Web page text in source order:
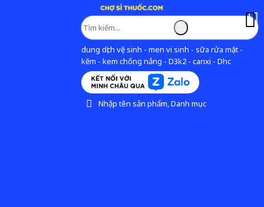
dung dịch vệ sinh - men vi sinh - sữa rửa mặt -
kẽm - kem chống nắng - D3k2 - canxi - Dhc
Nhập tên sản phẩm, Danh mục